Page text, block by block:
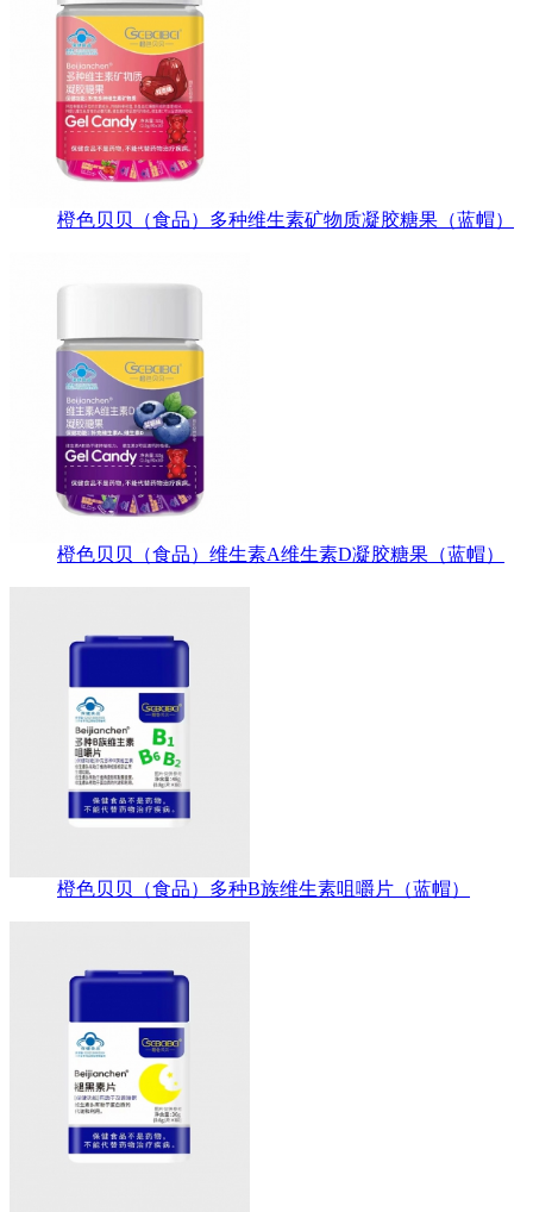
橙色贝贝（食品）多种维生素矿物质凝胶糖果（蓝帽）
橙色贝贝（食品）维生素A维生素D凝胶糖果（蓝帽）
橙色贝贝（食品）多种B族维生素咀嚼片（蓝帽）